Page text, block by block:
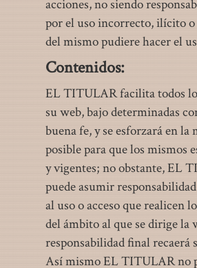
acciones, no siendo
por el uso incorrecto, ilícito
del mismo pudiere hacer el
Contenidos:
EL TITULAR facilita todos
su web, bajo determinadas
buena fe, y se esforzará en la
posible para que los mismos
y vigentes; no obstante, EL
puede asumir
al uso o acceso que realicen
del ámbito al que se dirige la
responsabilidad final recaerá
Así mismo EL TITULAR no